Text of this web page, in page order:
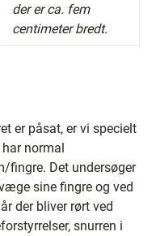
der er ca. fem
centimeter bredt.
er påsat, er vi specielt
normal
fingre. Det undersøger
sine fingre og ved
der bliver rørt ved
snurren i